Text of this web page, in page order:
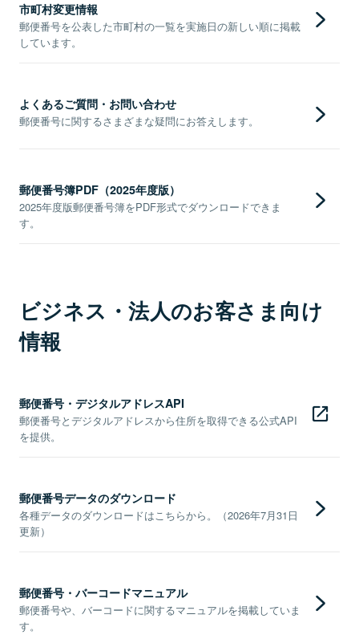
市町村変更情報
郵便番号を公表した市町村の一覧を実施日の新しい順に掲載
しています。
よくあるご質問・お問い合わせ
郵便番号に関するさまざまな疑問にお答えします。
郵便番号簿PDF（2025年度版）
2025年度版郵便番号簿をPDF形式でダウンロードできま
す。
ビジネス・法人のお客さま向け
情報
郵便番号・デジタルアドレスAPI
郵便番号とデジタルアドレスから住所を取得できる公式API
を提供。
郵便番号データのダウンロード
各種データのダウンロードはこちらから。（2026年7月31日
更新）
郵便番号・バーコードマニュアル
郵便番号や、バーコードに関するマニュアルを掲載していま
す。